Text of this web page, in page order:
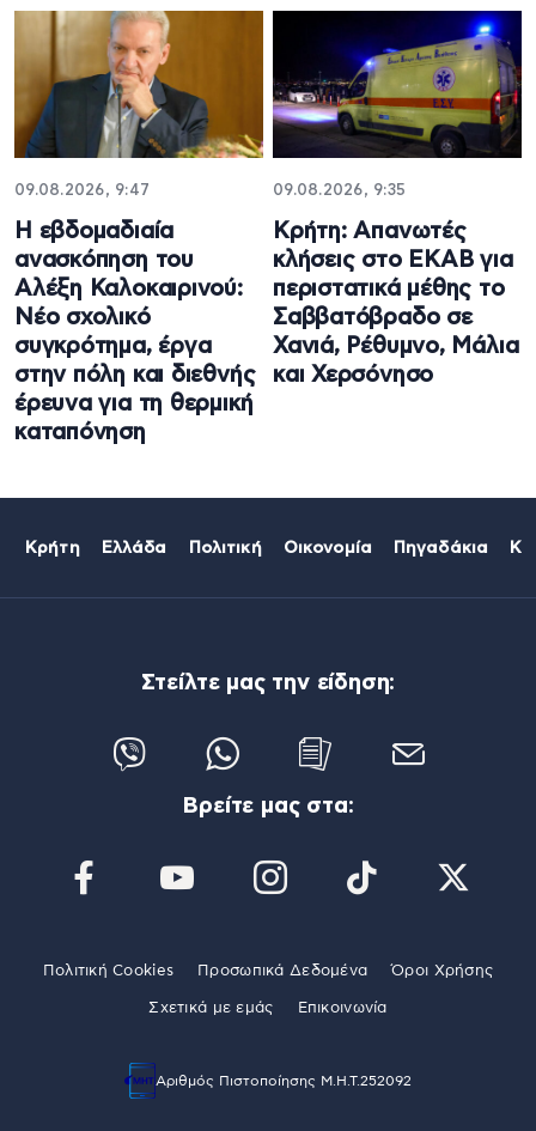
09.08.2026, 9:47
Η εβδομαδιαία
ανασκόπηση του
Αλέξη Καλοκαιρινού:
Νέο σχολικό
συγκρότημα, έργα
στην πόλη και διεθνής
έρευνα για τη θερμική
καταπόνηση
09.08.2026, 9:35
Κρήτη: Απανωτές
κλήσεις στο ΕΚΑΒ για
περιστατικά μέθης το
Σαββατόβραδο σε
Χανιά, Ρέθυμνο, Μάλια
και Χερσόνησο
Κρήτη Ελλάδα Πολιτική Οικονομία Πηγαδάκια
Στείλτε μας την είδηση:
Βρείτε μας στα:
Πολιτική Cookies Προσωπικά Δεδομένα Όροι Χρήσης
Σχετικά με εμάς Επικοινωνία
Αριθμός Πιστοποίησης Μ.Η.Τ.252092